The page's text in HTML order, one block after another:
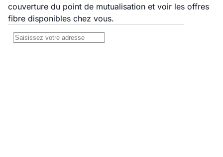
couverture du point de mutualisation et voir les offres
fibre disponibles chez vous.